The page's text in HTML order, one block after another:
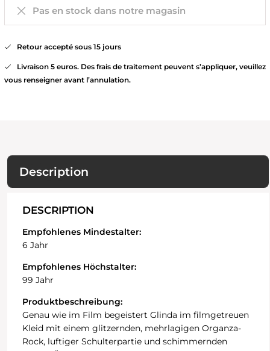
Pas en stock dans notre magasin
Retour accepté sous 15 jours
Livraison 5 euros. Des frais de traitement peuvent s’appliquer, veuillez
vous renseigner avant l’annulation.
Description
DESCRIPTION
Empfohlenes Mindestalter:
6 Jahr
Empfohlenes Höchstalter:
99 Jahr
Produktbeschreibung:
Genau wie im Film begeistert Glinda im filmgetreuen
Kleid mit einem glitzernden, mehrlagigen Organza-
Rock, luftiger Schulterpartie und schimmernden